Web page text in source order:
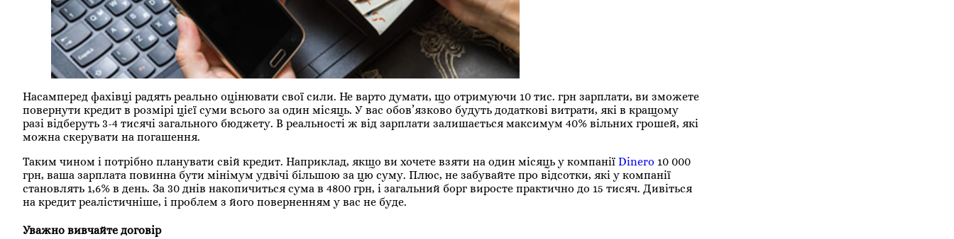
Насамперед фахівці радять реально оцінювати свої сили. Не варто думати, що отримуючи 10 тис. грн зарплати, ви зможете
повернути кредит в розмірі цієї суми всього за один місяць. У вас обов’язково будуть додаткові витрати, які в кращому
разі відберуть 3-4 тисячі загального бюджету. В реальності ж від зарплати залишається максимум 40% вільних грошей, які
можна скерувати на погашення.
Таким чином і потрібно планувати свій кредит. Наприклад, якщо ви хочете взяти на один місяць у компанії Dinero 10 000
грн, ваша зарплата повинна бути мінімум удвічі більшою за цю суму. Плюс, не забувайте про відсотки, які у компанії
становлять 1,6% в день. За 30 днів накопичиться сума в 4800 грн, і загальний борг виросте практично до 15 тисяч. Дивіться
на кредит реалістичніше, і проблем з його поверненням у вас не буде.
Уважно вивчайте договір